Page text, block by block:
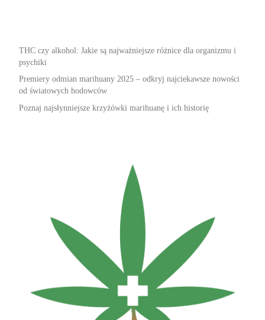
THC czy alkohol: Jakie są najważniejsze różnice dla organizmu i
psychiki
Premiery odmian marihuany 2025 – odkryj najciekawsze nowości
od światowych hodowców
Poznaj najsłynniejsze krzyżówki marihuanę i ich historię